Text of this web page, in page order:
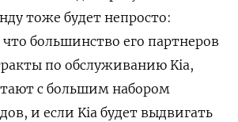
тоже будет непросто:
большинство его партнеров
по обслуживанию Kia,
с большим набором
и если Kia будет выдвигать